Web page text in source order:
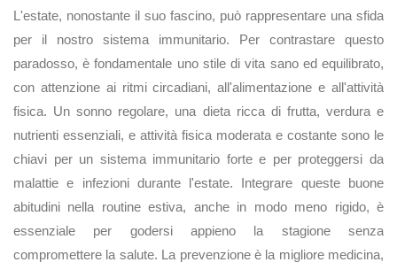
L'estate, nonostante il suo fascino, può rappresentare una sfida
per il nostro sistema immunitario. Per contrastare questo
paradosso, è fondamentale uno stile di vita sano ed equilibrato,
con attenzione ai ritmi circadiani, all'alimentazione e all'attività
fisica. Un sonno regolare, una dieta ricca di frutta, verdura e
nutrienti essenziali, e attività fisica moderata e costante sono le
chiavi per un sistema immunitario forte e per proteggersi da
malattie e infezioni durante l'estate. Integrare queste buone
abitudini nella routine estiva, anche in modo meno rigido, è
essenziale per godersi appieno la stagione senza
compromettere la salute. La prevenzione è la migliore medicina,